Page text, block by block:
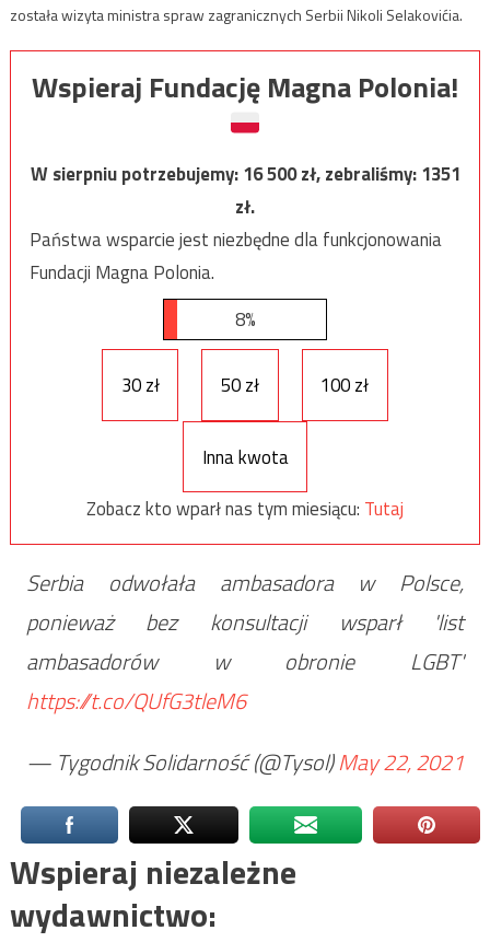
została wizyta ministra spraw zagranicznych Serbii Nikoli Selakovićia.
Wspieraj Fundację Magna Polonia!
W sierpniu potrzebujemy:16 500zł, zebraliśmy:1351
zł.
Państwa wsparcie jest niezbędne dla funkcjonowania
Fundacji Magna Polonia.
8%
30 zł 50 zł 100 zł
Inna kwota
Zobacz kto wparł nas tym miesiącu: Tutaj
Serbia odwołała ambasadora w Polsce,
ponieważ bez konsultacji wsparł 'list
ambasadorów w obronie LGBT'
https://t.co/QUfG3tleM6
— Tygodnik Solidarność (@Tysol)May 22, 2021
Wspieraj niezależne
wydawnictwo: